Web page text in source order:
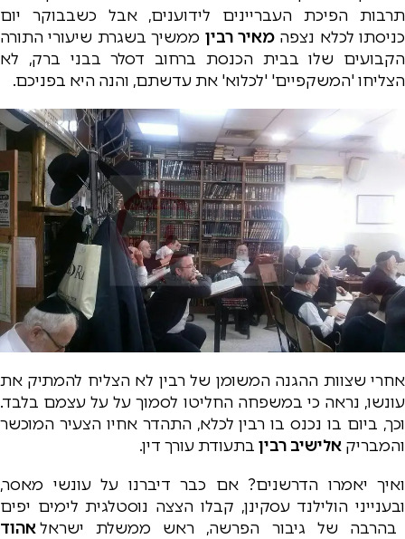
תרבות הפיכת העבריינים לידוענים, אבל כשבבוקר יום
כניסתו לכלא נצפהמאיר רבין ממשיך בשגרת שיעורי התורה
הקבועים שלו בבית הכנסת ברחוב דסלר בבני ברק, לא
הצליחו 'המשקפיים' 'לכלוא' את עדשתם, והנה היא בפניכם.
אחרי שצוות ההגנה המשומן של רבין לא הצליח להמתיק את
עונשו, נראה כי במשפחה החליטו לסמוך על על עצמם בלבד.
וכך, ביום בו נכנס בו רבין לכלא, התהדר אחיו הצעיר המוכשר
והמבריק אלישיב רבין בתעודת עורך דין.
ואיך יאמרו הדרשנים? אם כבר דיברנו על עונשי מאסר,
ובענייני הולילנד עסקינן, קבלו הצצה נוסטלגית לימים יפים
בהרבה של גיבור הפרשה, ראש ממשלת ישראל אהוד